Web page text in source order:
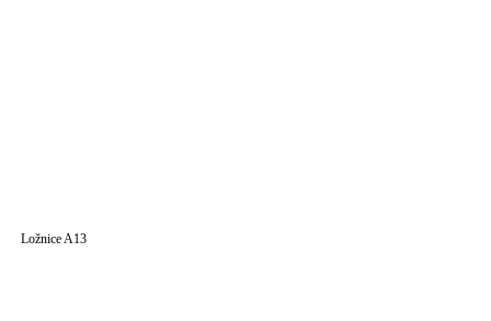
Ložnice A13